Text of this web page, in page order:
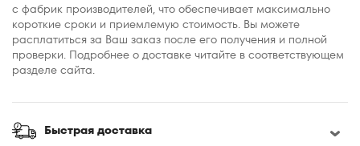
160x210
160x220
165x200
170x190
170x200
180x190
с фабрик производителей, что обеспечивает максимально
короткие сроки и приемлемую стоимость. Вы можете
расплатиться за Ваш заказ после его получения и полной
проверки. Подробнее о доставке читайте в соответствующем
разделе сайта.
Быстрая доставка